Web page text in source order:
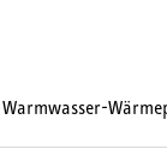
TECHNISCHE
Warmwasser-